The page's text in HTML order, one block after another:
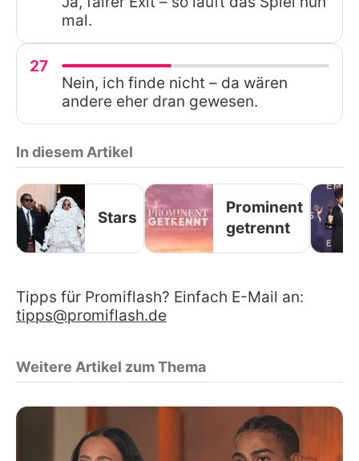
mal.
27
Nein, ich finde nicht – da wären
andere eher dran gewesen.
In diesem Artikel
Stars
Prominent
getrennt
Tipps für Promiflash? Einfach E-Mail an:
tipps@promiflash.de
Weitere Artikel zum Thema